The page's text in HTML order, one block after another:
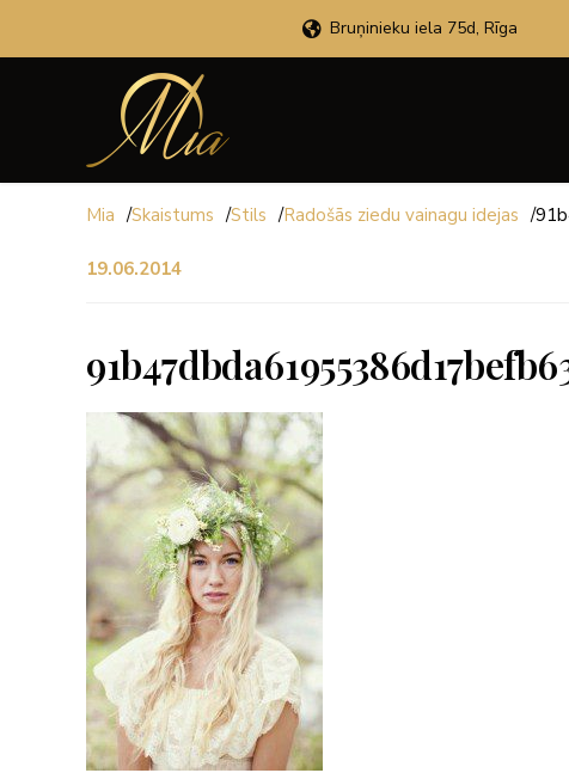
Bruņinieku iela 75d, Rīga
Mia /Skaistums /Stils /Radošās ziedu vainagu idejas /
19.06.2014